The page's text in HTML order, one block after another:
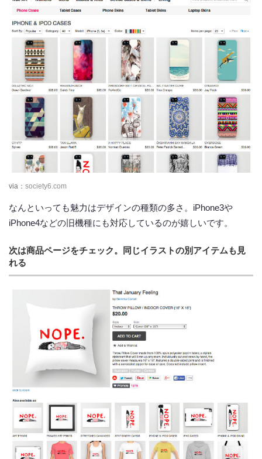
via： society6.com
なんといっても魅力はデザインの種類の多さ。iPhone3や
iPhone4などの旧機種にも対応しているのが嬉しいです。
次は商品ページをチェック。同じイラストの別アイテムも見
れる